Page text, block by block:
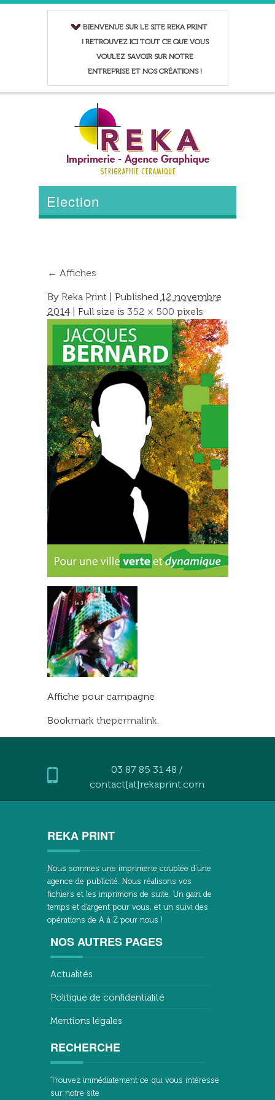
BIENVENUE SUR LE SITE REKA PRINT
! RETROUVEZ ICI TOUT CE QUE VOUS
VOULEZ SAVOIR SUR NOTRE
ENTREPRISE ET NOS CRÉATIONS !
Election
← Affiches
By Reka Print | Published 12 novembre
2014| Full size is 352 × 500 pixels
Affiche pour campagne
Bookmark thepermalink.
03 87 85 31 48 /
contact[at]rekaprint.com
REKA PRINT
Nous sommes une imprimerie couplée d'une
agence de publicité. Nous réalisons vos
fichiers et les imprimons de suite. Un gain de
temps et d'argent pour vous, et un suivi des
opérations de A à Z pour nous !
NOS AUTRES PAGES
Actualités
Politique de confidentialité
Mentions légales
RECHERCHE
Trouvez immédiatement ce qui vous intéresse
sur notre site